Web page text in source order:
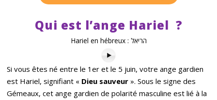
Qui est l’ange Hariel ?
Hariel en hébreux : הריאל
Si vous êtes né entre le 1er et le 5 juin, votre ange gardien
est Hariel, signifiant « Dieu sauveur ». Sous le signe des
Gémeaux, cet ange gardien de polarité masculine est lié à la